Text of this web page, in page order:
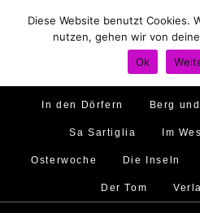
Hirtenland
Golfo di Orosei Im
Murales
In den Dörfern Berg und
Sa Sartiglia Im
Osterwoche Die Inseln
Der Tom
Diese Website benutzt Cookies.
nutzen, gehen wir von
Ok